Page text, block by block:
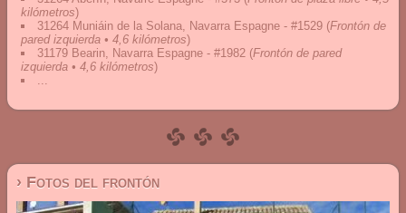
kilómetros)
31264 Muniáin de la Solana, Navarra Espagne - #1529 (Frontón de
pared izquierda • 4,6 kilómetros)
31179 Bearin, Navarra Espagne - #1982 (Frontón de pared
izquierda • 4,6 kilómetros)
...
› Fotos del frontón